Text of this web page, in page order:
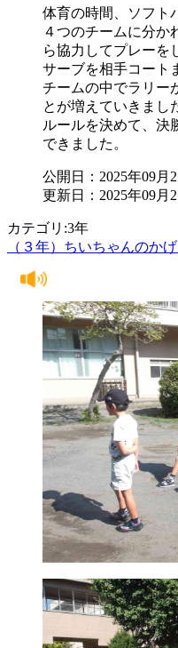
体育の時間、ソフト
４つのチームに分か
ら協力してプレーを
サーブを相手コート
チームの中でラリー
とが増えていきまし
ルールを決めて、決
できました。
公開日：2025年09月
更新日：2025年09月
カテゴリ:3年
（３年）ちいちゃんのか